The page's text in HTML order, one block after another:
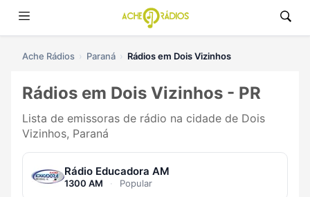
Ache Rádios Paraná Rádios em Dois Vizinhos
Rádios em Dois Vizinhos - PR
Lista de emissoras de rádio na cidade de Dois
Vizinhos, Paraná
Rádio Educadora AM
1300 AM · Popular